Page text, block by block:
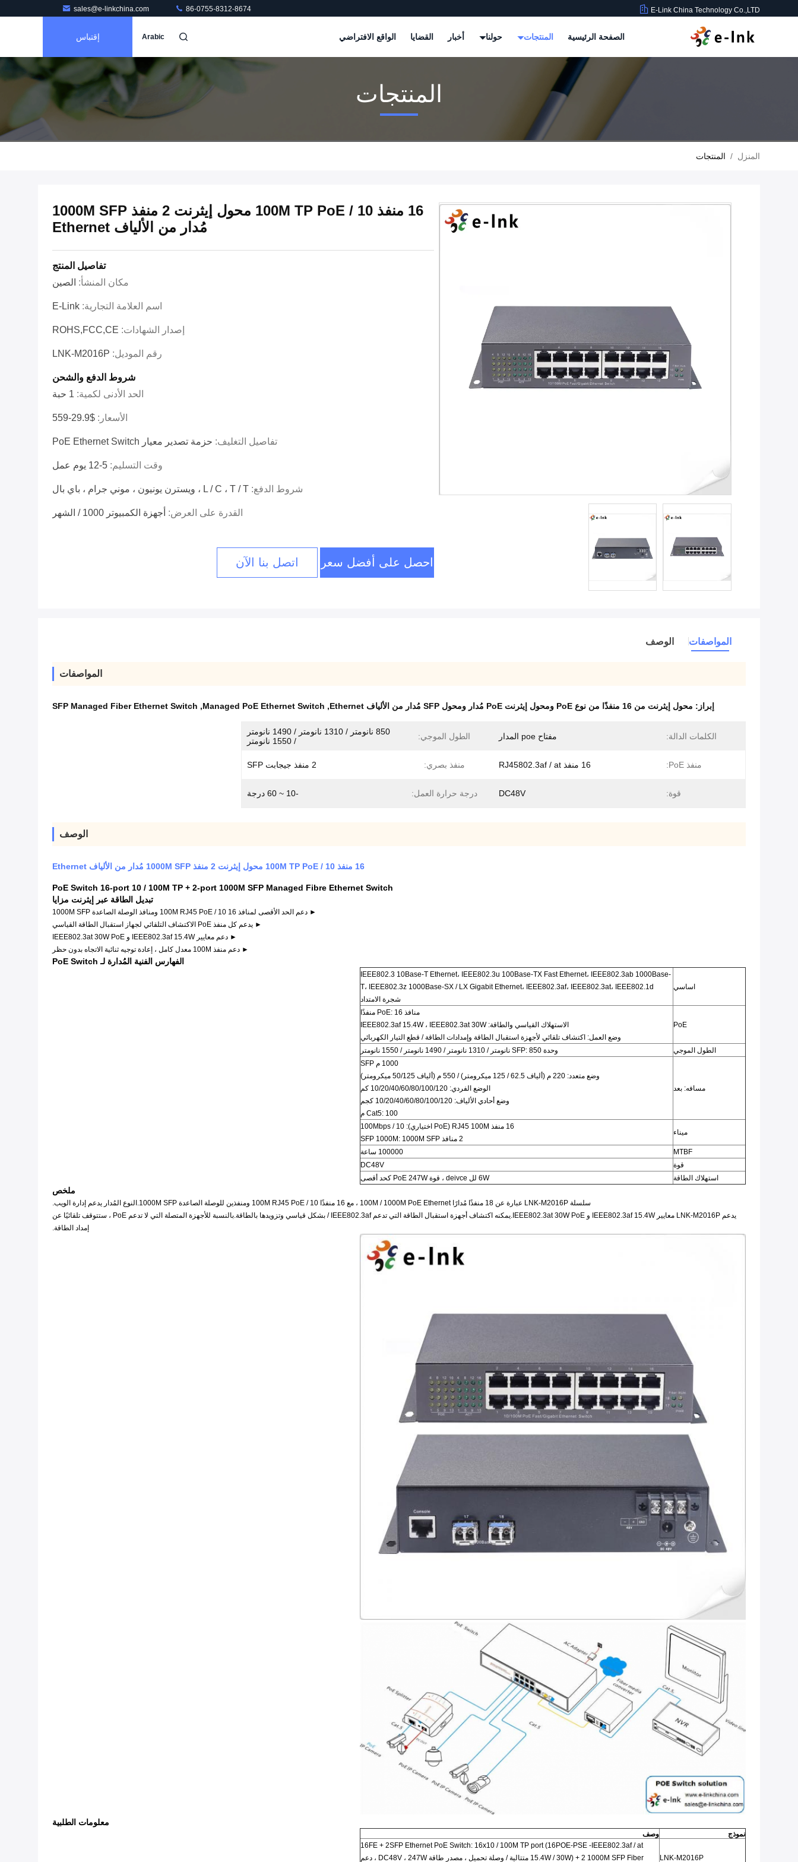
E-Link China Technology Co.,LTD
sales@e-linkchina.com 86-0755-8312-8674
الصفحة الرئيسية المنتجات حولنا أخبار القضايا الواقع الافتراضي Arabic إقتباس
المنتجات
المنزل / المنتجات
16 منفذ 10 / 100M TP PoE محول إيثرنت 2 منفذ 1000M SFP
مُدار من الألياف Ethernet
تفاصيل المنتج
مكان المنشأ: الصين
اسم العلامة التجارية: E-Link
إصدار الشهادات: ROHS,FCC,CE
رقم الموديل: LNK-M2016P
شروط الدفع والشحن
الحد الأدنى لكمية: 1 حبة
الأسعار: $29.9-559
تفاصيل التغليف: حزمة تصدير معيار PoE Ethernet Switch
وقت التسليم: 5-12 يوم عمل
شروط الدفع: L / C ، T / T ، ويسترن يونيون ، موني جرام ، باي بال
القدرة على العرض: أجهزة الكمبيوتر 1000 / الشهر
احصل على أفضل سعر اتصل بنا الآن
المواصفات الوصف
المواصفات
إبراز: محول إيثرنت من 16 منفذًا من نوع PoE ومحول إيثرنت PoE مُدار ومحول SFP مُدار من الألياف Ethernet ,
Managed PoE Ethernet Switch
,
SFP Managed Fiber Ethernet Switch
الكلمات الدالة: مفتاح poe المدار الطول الموجي:
850 نانومتر / 1310 نانومتر / 1490 نانومتر
/ 1550 نانومتر
منفذ PoE: 16 منفذ RJ45802.3af / at منفذ بصري: 2 منفذ جيجابت SFP
قوة: DC48V درجة حرارة العمل: -10 ~ 60 درجة
الوصف
16 منفذ 10 / 100M TP PoE محول إيثرنت 2 منفذ 1000M SFP مُدار من الألياف Ethernet
PoE Switch 16-port 10 / 100M TP + 2-port 1000M SFP Managed Fibre Ethernet Switch
تبديل الطاقة عبر إيثرنت مزايا
► دعم الحد الأقصى لمنافذ 16 10 / 100M RJ45 PoE ومنافذ الوصلة الصاعدة 1000M SFP
► يدعم كل منفذ PoE الاكتشاف التلقائي لجهاز استقبال الطاقة القياسي
► دعم معايير IEEE802.3af 15.4W و IEEE802.3at 30W PoE
► دعم منفذ 100M معدل كامل ، إعادة توجيه ثنائية الاتجاه بدون حظر
الفهارس الفنية المُدارة لـ PoE Switch
اساسي
IEEE802.3 10Base-T Ethernet، IEEE802.3u 100Base-TX Fast Ethernet، IEEE802.3ab 1000Base-
T، IEEE802.3z 1000Base-SX / LX Gigabit Ethernet، IEEE802.3af، IEEE802.3at، IEEE802.1d
شجرة الامتداد
PoE
منافذ PoE: 16 منفذًا
الاستهلاك القياسي والطاقة: IEEE802.3af 15.4W ، IEEE802.3at 30W
وضع العمل: اكتشاف تلقائي لأجهزة استقبال الطاقة وإمدادات الطاقة / قطع التيار الكهربائي
الطول الموجي
وحدة SFP: 850 نانومتر / 1310 نانومتر / 1490 نانومتر / 1550 نانومتر
مسافه: بعد
1000 م SFP
وضع متعدد: 220 م (ألياف 62.5 / 125 ميكرومتر) / 550 م (ألياف 50/125 ميكرومتر)
الوضع الفردي: 10/20/40/60/80/100/120 كم
وضع أحادي الألياف: 10/20/40/60/80/100/120 كجم
Cat5: 100 م
ميناء
16 منفذ RJ45 100M (PoE اختياري): 10 / 100Mbps
2 منافذ SFP 1000M: 1000M SFP
MTBF
100000 ساعة
قوة
DC48V
استهلاك الطاقة
6W لل deivce ، قوة PoE 247W كحد أقصى
ملخص
سلسلة LNK-M2016P عبارة عن 18 منفذًا مُدارًا 100M / 1000M PoE Ethernet ، مع 16 منفذًا 10 / 100M RJ45 PoE ومنفذين للوصلة الصاعدة 1000M SFP.النوع المُدار يدعم إدارة الويب.
يدعم LNK-M2016P معايير IEEE802.3af 15.4W و IEEE802.3at 30W PoE.يمكنه اكتشاف أجهزة استقبال الطاقة التي تدعم IEEE802.3af / بشكل قياسي وتزويدها بالطاقة.بالنسبة للأجهزة المتصلة التي لا تدعم PoE ، ستتوقف تلقائيًا عن
إمداد الطاقة.
معلومات الطلبية
نموذج وصف
LNK-M2016P
16FE + 2SFP Ethernet PoE Switch: 16x10 / 100M TP port (16POE-PSE -IEEE802.3af / at
15.4W / 30W) + 2 1000M SFP Fiber متتالية / وصلة تحميل ، مصدر طاقة DC48V ، 247W ، دعم